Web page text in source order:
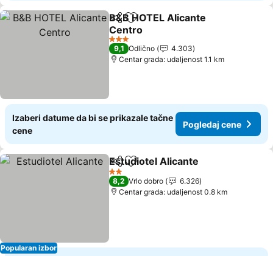
Deli Dodati u favorite
B&B HOTEL Alicante
Centro
3 Zvezdice
9,1 Odlično
4.303
Centar grada: udaljenost 1.1 km
Izaberi datume da bi se prikazale tačne
cene
Pogledaj cene
Popularan izbor
Deli Dodati u favorite
Estudiotel Alicante
2 Zvezdice
8,2 Vrlo dobro
6.326
Centar grada: udaljenost 0.8 km